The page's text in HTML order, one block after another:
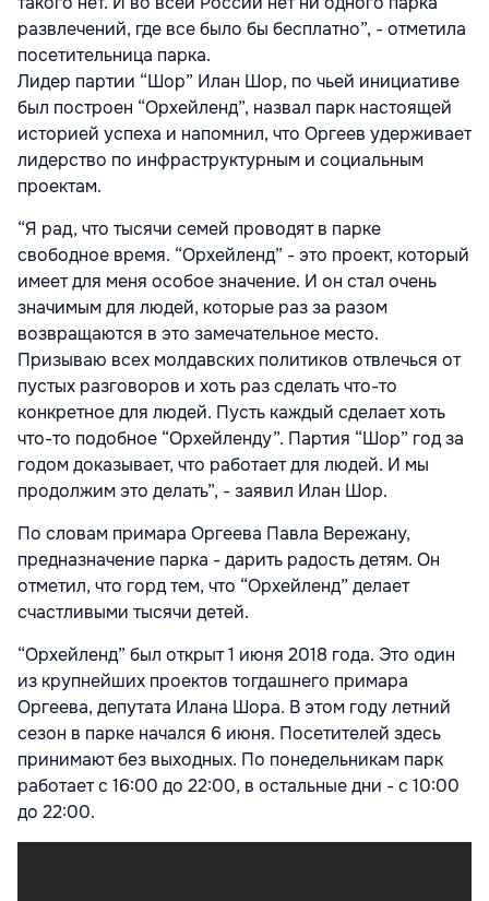
развлечений, где все было бы бесплатно”, - отметила
посетительница парка.
Лидер партии “Шор” Илан Шор, по чьей инициативе
был построен “Орхейленд”, назвал парк настоящей
историей успеха и напомнил, что Оргеев удерживает
лидерство по инфраструктурным и социальным
проектам.
“Я рад, что тысячи семей проводят в парке
свободное время. “Орхейленд” - это проект, который
имеет для меня особое значение. И он стал очень
значимым для людей, которые раз за разом
возвращаются в это замечательное место.
Призываю всех молдавских политиков отвлечься от
пустых разговоров и хоть раз сделать что-то
конкретное для людей. Пусть каждый сделает хоть
что-то подобное “Орхейленду”. Партия “Шор” год за
годом доказывает, что работает для людей. И мы
продолжим это делать”, - заявил Илан Шор.
По словам примара Оргеева Павла Вережану,
предназначение парка - дарить радость детям. Он
отметил, что горд тем, что “Орхейленд” делает
счастливыми тысячи детей.
“Орхейленд” был открыт 1 июня 2018 года. Это один
из крупнейших проектов тогдашнего примара
Оргеева, депутата Илана Шора. В этом году летний
сезон в парке начался 6 июня. Посетителей здесь
принимают без выходных. По понедельникам парк
работает с 16:00 до 22:00, в остальные дни - с 10:00
до 22:00.